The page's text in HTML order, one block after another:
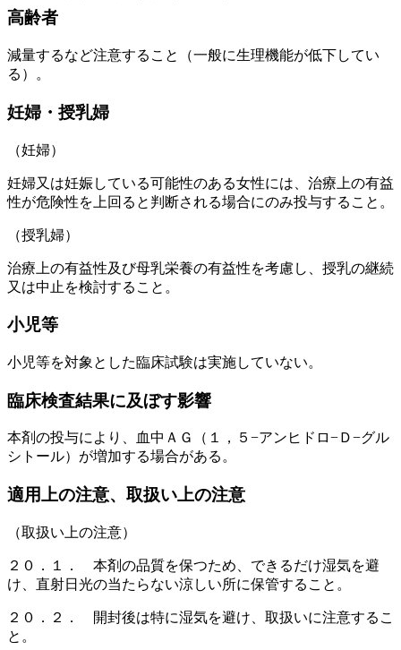
高齢者
減量するなど注意すること（一般に生理機能が低下してい
る）。
妊婦・授乳婦
（妊婦）
妊婦又は妊娠している可能性のある女性には、治療上の有益
性が危険性を上回ると判断される場合にのみ投与すること。
（授乳婦）
治療上の有益性及び母乳栄養の有益性を考慮し、授乳の継続
又は中止を検討すること。
小児等
小児等を対象とした臨床試験は実施していない。
臨床検査結果に及ぼす影響
本剤の投与により、血中ＡＧ（１，５−アンヒドロ−Ｄ−グル
シトール）が増加する場合がある。
適用上の注意、取扱い上の注意
（取扱い上の注意）
２０．１． 本剤の品質を保つため、できるだけ湿気を避
け、直射日光の当たらない涼しい所に保管すること。
２０．２． 開封後は特に湿気を避け、取扱いに注意するこ
と。